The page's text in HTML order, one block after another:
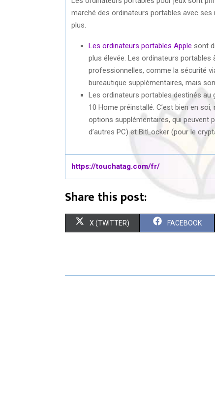
marché des ordinateurs portables avec
plus.
Les ordinateurs portables Apple sont
plus élevée. Les ordinateurs
professionnelles, comme la sécurité
bureautique supplémentaires, mais
Les ordinateurs portables destinés au
10 Home préinstallé. C’est bien en
options supplémentaires, qui peuvent
d’autres PC) et BitLocker (pour le
https://touchatag.com/fr/
Share this post:
S
R
X (TWITTER) S
R
FACEBOOK